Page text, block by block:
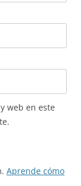
web en este
Aprende cómo